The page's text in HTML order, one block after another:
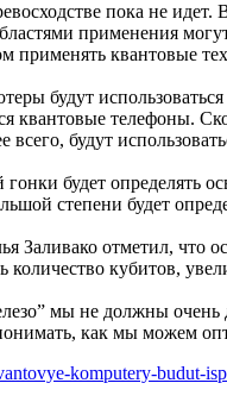
пока не
применения
квантовые
будут
квантовые телефоны.
всего, будут
будет определять
степени будет
отметил, что
количество кубитов,
мы не должны
как мы можем
komputery-budut-